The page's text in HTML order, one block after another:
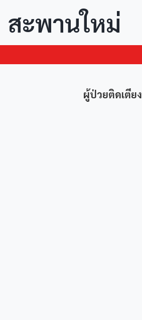
สะพานใหม่
ผู้ป่วยติดเตียง